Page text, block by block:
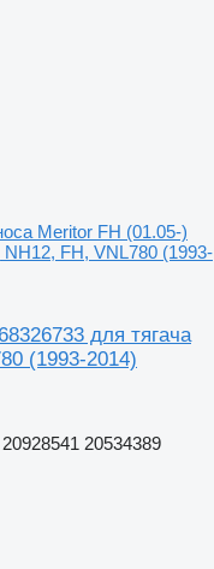
Meritor FH (01.05-)
FH, VNL780 (1993-
для тягача
(1993-2014)
20534389